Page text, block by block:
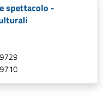
spettacolo -